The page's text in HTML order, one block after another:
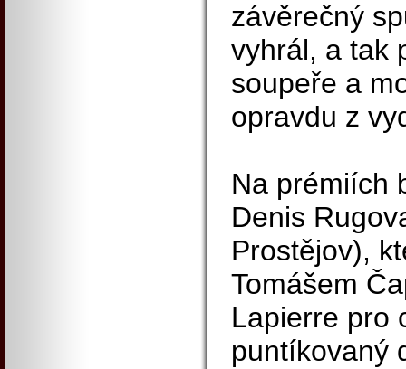
závěrečný
vyhrál, a tak
soupeře a
opravdu z
Na prémiích
Denis
Prostějov),
Tomášem
Lapierre pro
puntíkovaný